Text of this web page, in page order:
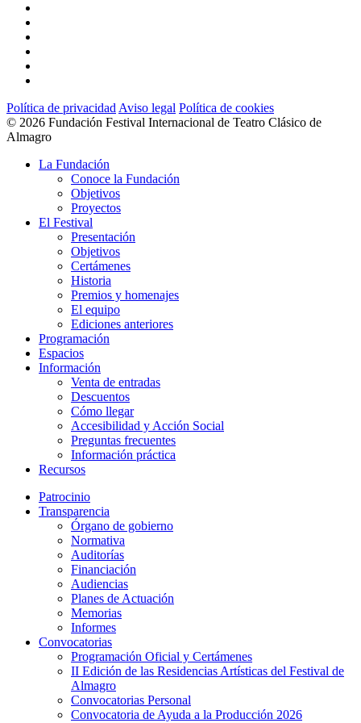
Política de privacidad Aviso legal Política de cookies
© 2026 Fundación Festival Internacional de Teatro Clásico de
Almagro
Close
La Fundación
Conoce la Fundación
Objetivos
Proyectos
El Festival
Presentación
Objetivos
Certámenes
Historia
Premios y homenajes
El equipo
Ediciones anteriores
Programación
Espacios
Información
Venta de entradas
Descuentos
Cómo llegar
Accesibilidad y Acción Social
Preguntas frecuentes
Información práctica
Recursos
Patrocinio
Transparencia
Órgano de gobierno
Normativa
Auditorías
Financiación
Audiencias
Planes de Actuación
Memorias
Informes
Convocatorias
Programación Oficial y Certámenes
II Edición de las Residencias Artísticas del Festival de
Almagro
Convocatorias Personal
Convocatoria de Ayuda a la Producción 2026